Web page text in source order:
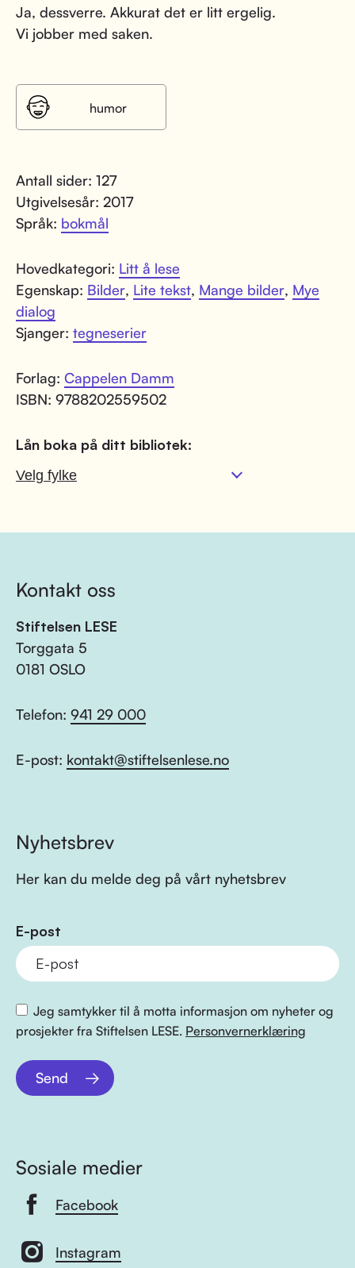
Ja, dessverre. Akkurat det er litt ergelig.
Vi jobber med saken.
humor
Antall sider: 127
Utgivelsesår: 2017
Språk: bokmål
Hovedkategori: Litt å lese
Egenskap: Bilder, Lite tekst, Mange bilder, Mye
dialog
Sjanger: tegneserier
Forlag: Cappelen Damm
ISBN: 9788202559502
Lån boka på ditt bibliotek:
Kontakt oss
Stiftelsen LESE
Torggata 5
0181 OSLO
Telefon: 941 29 000
E-post: kontakt@stiftelsenlese.no
Nyhetsbrev
Her kan du melde deg på vårt nyhetsbrev
E-post
Jeg samtykker til å motta informasjon om nyheter og
prosjekter fra Stiftelsen LESE. Personvernerklæring
Send
Sosiale medier
Facebook
Instagram